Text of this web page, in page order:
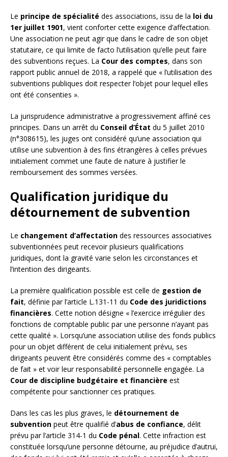
Le principe de spécialité des associations, issu de la loi du
1er juillet 1901, vient conforter cette exigence d’affectation.
Une association ne peut agir que dans le cadre de son objet
statutaire, ce qui limite de facto l’utilisation qu’elle peut faire
des subventions reçues. La Cour des comptes, dans son
rapport public annuel de 2018, a rappelé que « l’utilisation des
subventions publiques doit respecter l’objet pour lequel elles
ont été consenties ».
La jurisprudence administrative a progressivement affiné ces
principes. Dans un arrêt du Conseil d’État du 5 juillet 2010
(n°308615), les juges ont considéré qu’une association qui
utilise une subvention à des fins étrangères à celles prévues
initialement commet une faute de nature à justifier le
remboursement des sommes versées.
Qualification juridique du
détournement de subvention
Le changement d’affectation des ressources associatives
subventionnées peut recevoir plusieurs qualifications
juridiques, dont la gravité varie selon les circonstances et
l’intention des dirigeants.
La première qualification possible est celle de gestion de
fait, définie par l’article L.131-11 du Code des juridictions
financières. Cette notion désigne « l’exercice irrégulier des
fonctions de comptable public par une personne n’ayant pas
cette qualité ». Lorsqu’une association utilise des fonds publics
pour un objet différent de celui initialement prévu, ses
dirigeants peuvent être considérés comme des « comptables
de fait » et voir leur responsabilité personnelle engagée. La
Cour de discipline budgétaire et financière est
compétente pour sanctionner ces pratiques.
Dans les cas les plus graves, le détournement de
subvention peut être qualifié d’abus de confiance, délit
prévu par l’article 314-1 du Code pénal. Cette infraction est
constituée lorsqu’une personne détourne, au préjudice d’autrui,